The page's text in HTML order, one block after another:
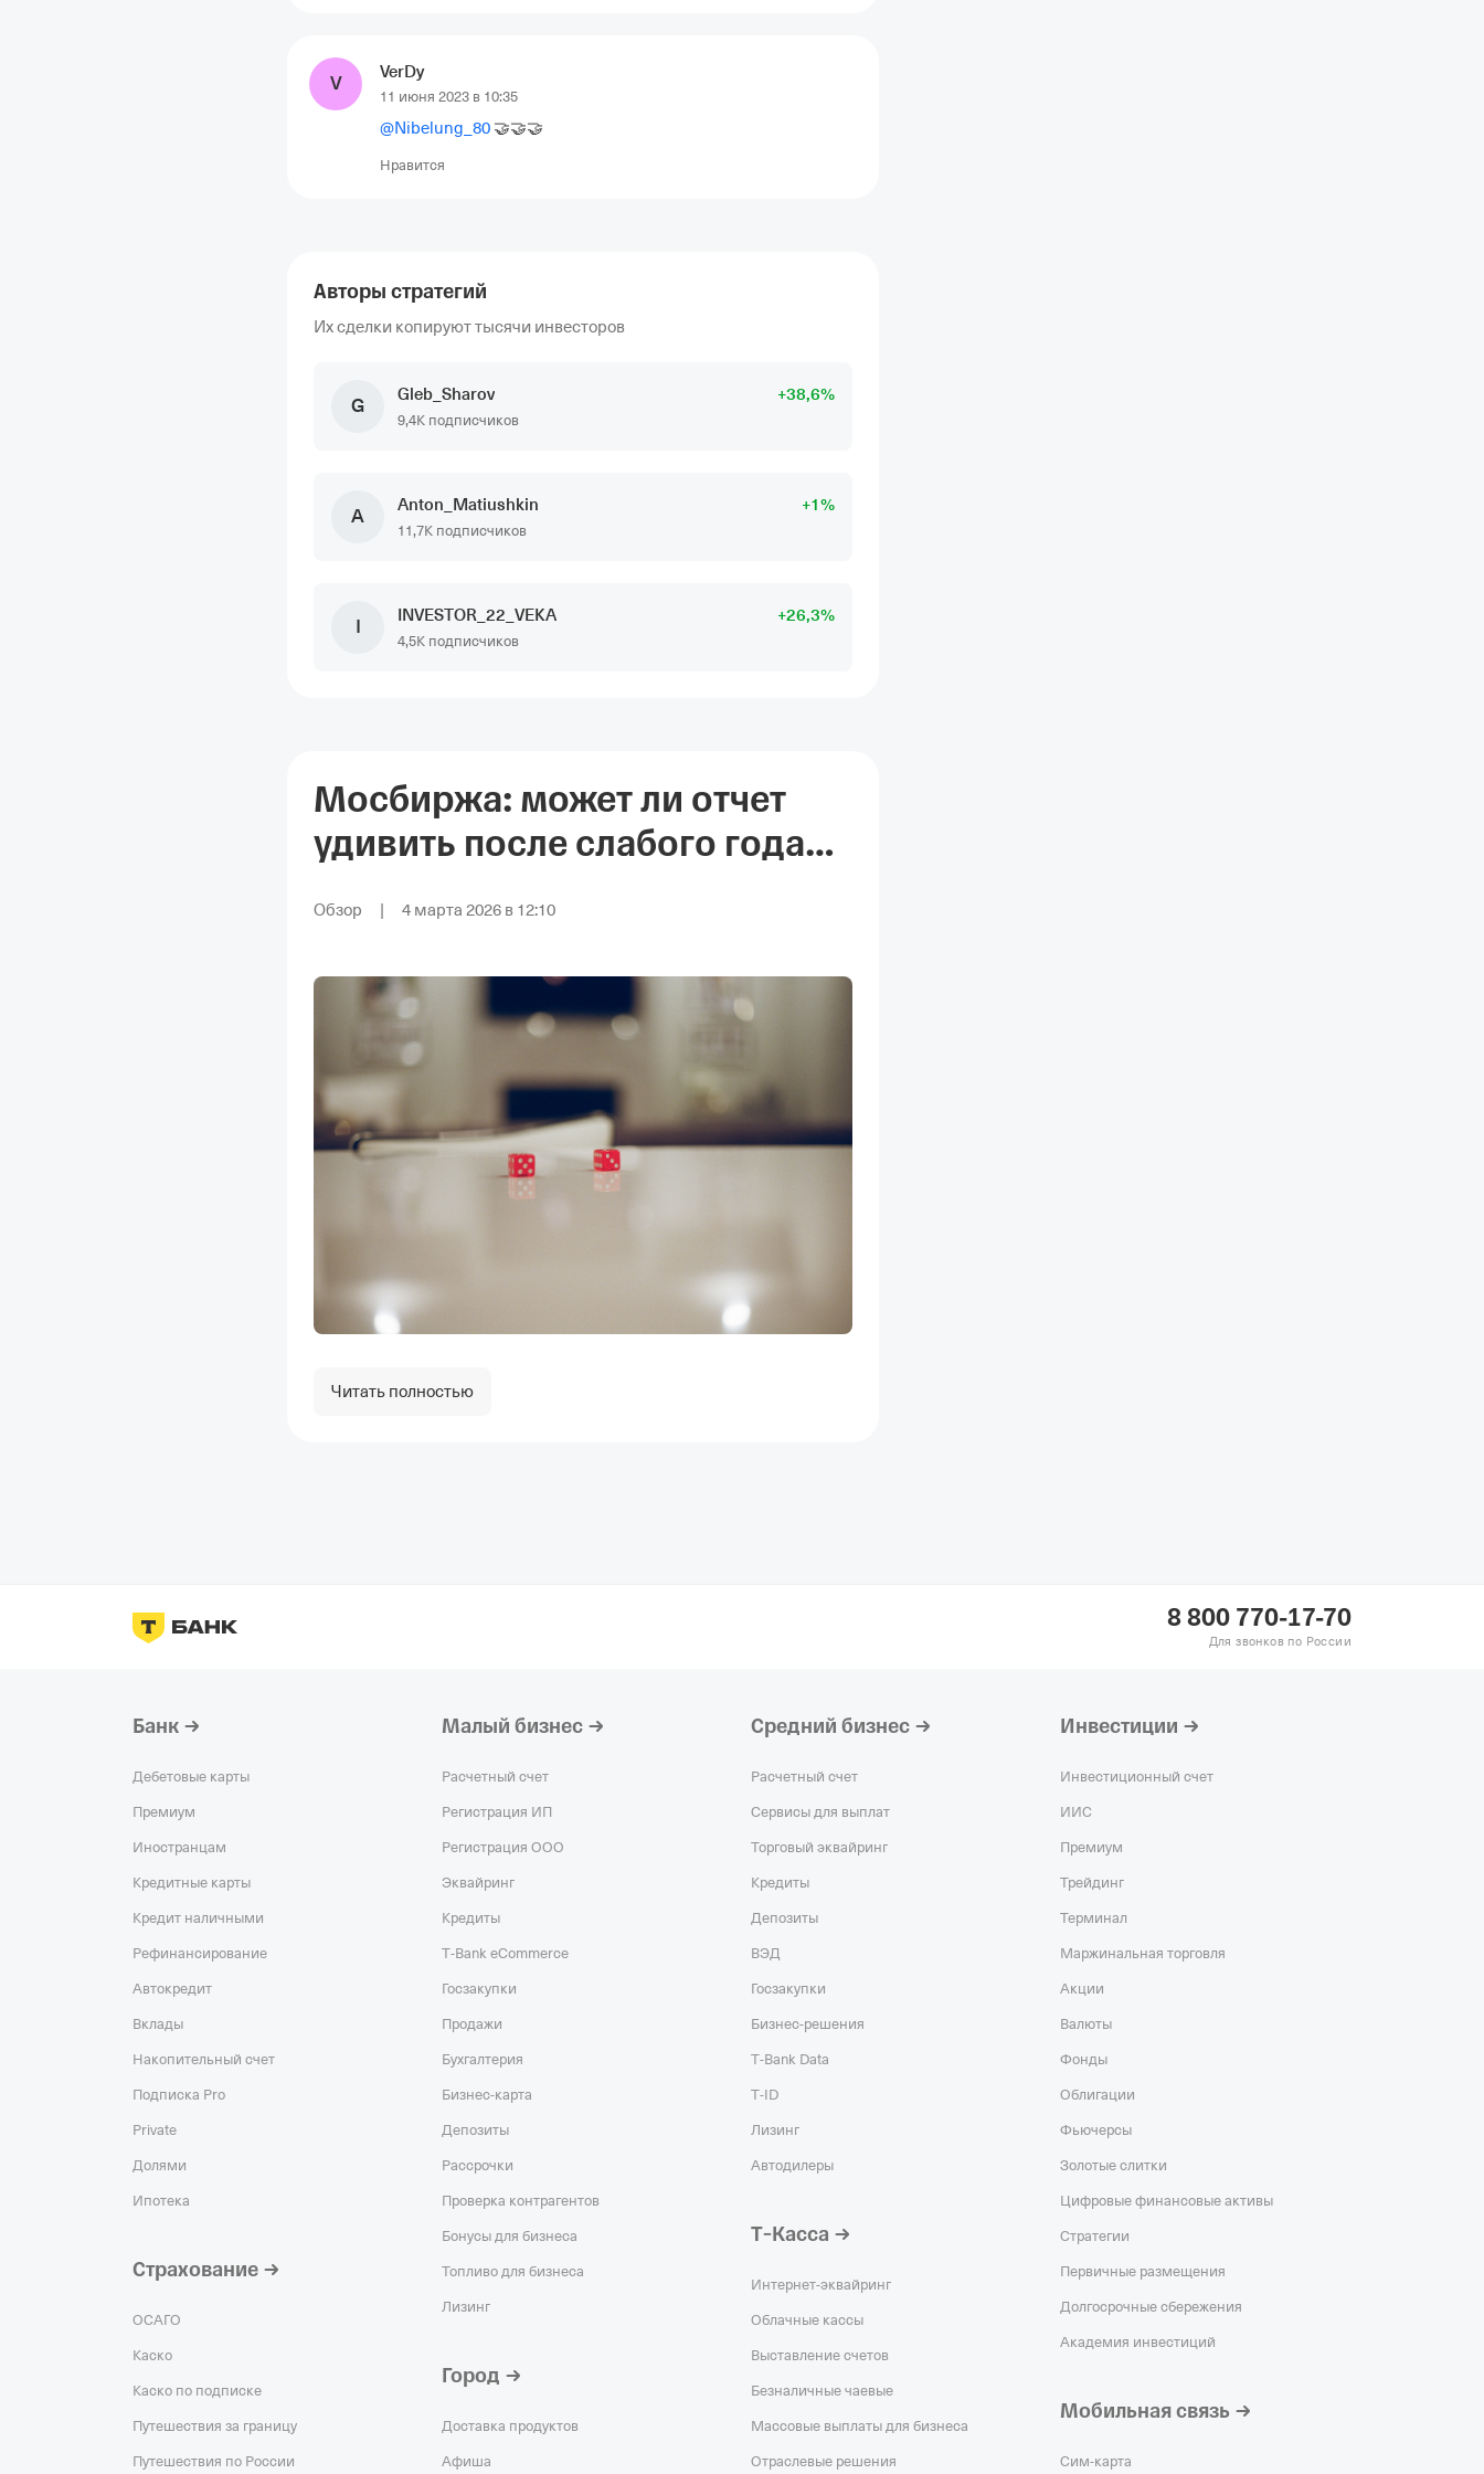
V
VerDy
11 июня 2023 в 10:35
@Nibelung_80 🤝🤝🤝
Нравится
Авторы стратегий
Их сделки копируют тысячи инвесторов
G
Gleb_Sharov +38,6%
9,4K подписчиков
A
Anton_Matiushkin +1%
11,7K подписчиков
INVESTOR_22_VEKA +26,3%
4,5K подписчиков
Мосбиржа: может ли отчет
удивить после слабого года
Обзор 4 марта 2026 в 12:10
Читать полностью
8 800 770-17-70
Для звонков по России
Банк
Дебетовые карты
Премиум
Иностранцам
Кредитные карты
Кредит наличными
Рефинансирование
Автокредит
Вклады
Накопительный счет
Подписка Pro
Private
Долями
Ипотека
Страхование
ОСАГО
Каско
Каско по подписке
Путешествия за границу
Путешествия по России
Малый бизнес
Расчетный счет
Регистрация ИП
Регистрация ООО
Эквайринг
Кредиты
T‑Bank eCommerce
Госзакупки
Продажи
Бухгалтерия
Бизнес-карта
Депозиты
Рассрочки
Проверка контрагентов
Бонусы для бизнеса
Топливо для бизнеса
Лизинг
Город
Доставка продуктов
Афиша
Средний бизнес
Расчетный счет
Сервисы для выплат
Торговый эквайринг
Кредиты
Депозиты
ВЭД
Госзакупки
Бизнес-решения
T‑Bank Data
T‑ID
Лизинг
Автодилеры
Т‑Касса
Интернет-эквайринг
Облачные кассы
Выставление счетов
Безналичные чаевые
Массовые выплаты для бизнеса
Отраслевые решения
Инвестиции
Инвестиционный счет
ИИС
Премиум
Трейдинг
Терминал
Маржинальная торговля
Акции
Валюты
Фонды
Облигации
Фьючерсы
Золотые слитки
Цифровые финансовые активы
Стратегии
Первичные размещения
Долгосрочные сбережения
Академия инвестиций
Мобильная связь
Сим‑карта